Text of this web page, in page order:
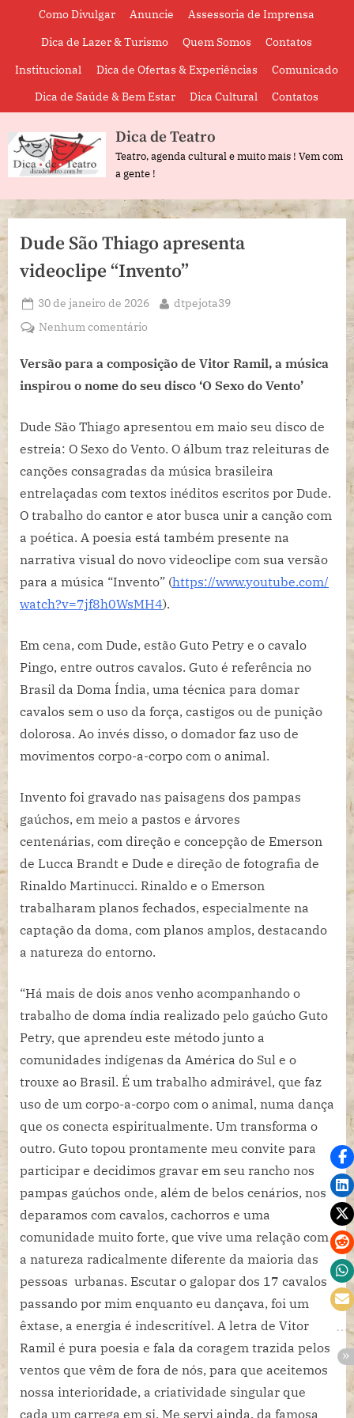
Como Divulgar Anuncie
Assessoria de Imprensa
Dica de Lazer & Turismo
Quem Somos
Contatos
Institucional
Dica de Ofertas & Experiências
Comunicado
Dica de Saúde & Bem Estar
Dica Cultural Contatos
Dica de Teatro
Teatro, agenda cultural e muito mais ! Vem com
a gente !
Dude São Thiago apresenta
videoclipe “Invento”
Posted
on
30 de janeiro de 2026 By
dtpejota39
Nenhum comentário
São
Thiago
“Invento”
Versão para a composição de Vitor Ramil, a música
inspirou o nome do seu disco ‘O Sexo do Vento’
Dude São Thiago apresentou em maio seu disco de
estreia: O Sexo do Vento. O álbum traz releituras de
canções consagradas da música brasileira
entrelaçadas com textos inéditos escritos por Dude.
O trabalho do cantor e ator busca unir a canção com
a poética. A poesia está também presente na
narrativa visual do novo videoclipe com sua versão
para a música “Invento” (https://www.youtube.com/
watch?v=7jf8h0WsMH4).
Em cena, com Dude, estão Guto Petry e o cavalo
Pingo, entre outros cavalos. Guto é referência no
Brasil da Doma Índia, uma técnica para domar
cavalos sem o uso da força, castigos ou de punição
dolorosa. Ao invés disso, o domador faz uso de
movimentos corpo-a-corpo com o animal.
Invento foi gravado nas paisagens dos pampas
gaúchos, em meio a pastos e árvores
centenárias, com direção e concepção de Emerson
de Lucca Brandt e Dude e direção de fotografia de
Rinaldo Martinucci. Rinaldo e o Emerson
trabalharam planos fechados, especialmente na
captação da doma, com planos amplos, destacando
a natureza do entorno.
“Há mais de dois anos venho acompanhando o
trabalho de doma índia realizado pelo gaúcho Guto
Petry, que aprendeu este método junto a
comunidades indígenas da América do Sul e o
trouxe ao Brasil. É um trabalho admirável, que faz
uso de um corpo-a-corpo com o animal, numa dança
que os conecta espiritualmente. Um transforma o
outro. Guto topou prontamente meu convite para
participar e decidimos gravar em seu rancho nos
pampas gaúchos onde, além de belos cenários, nos
deparamos com cavalos, cachorros e uma
comunidade muito forte, que vive uma relação com
a natureza radicalmente diferente da maioria das
pessoas urbanas. Escutar o galopar dos 17 cavalos
passando por mim enquanto eu dançava, foi um
êxtase, a energia é indescritível. A letra de Vitor
Ramil é pura poesia e fala da coragem trazida pelos
ventos que vêm de fora de nós, para que aceitemos
nossa interioridade, a criatividade singular que
cada um carrega em si. Me servi ainda, da famosa